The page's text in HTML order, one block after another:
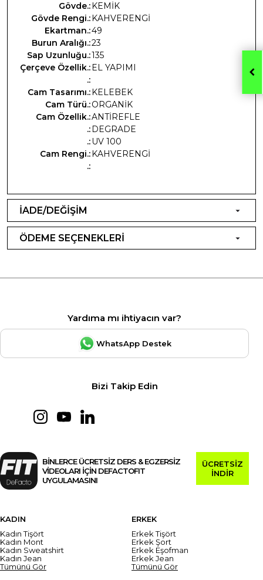
Gövde.:KEMİK
Gövde Rengi.:KAHVERENGİ
Ekartman.:49
Burun Aralığı.:23
Sap Uzunluğu.:135
Çerçeve Özellik.:EL YAPIMI
.:
Cam Tasarımı.:KELEBEK
Cam Türü.:ORGANİK
Cam Özellik.:ANTİREFLE
.:DEGRADE
.:UV 100
Cam Rengi.:KAHVERENGİ
.:
İADE/DEĞİŞİM
ÖDEME SEÇENEKLERİ
Yardıma mı ihtiyacın var?
WhatsApp Destek
Bizi Takip Edin
BİNLERCE ÜCRETSİZ DERS & EGZERSİZ
VİDEOLARI İÇİN DEFACTOFIT
UYGULAMASINI
ÜCRETSİZ
İNDİR
KADIN
Kadın Tişört
Kadın Mont
Kadın Sweatshirt
Kadın Jean
Tümünü Gör
ERKEK
Erkek Tişört
Erkek Şort
Erkek Eşofman
Erkek Jean
Tümünü Gör